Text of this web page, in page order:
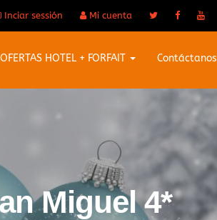
Inciar sessión Mi cuenta
OFERTAS HOTEL + FORFAIT Contáctanos
Miguel 4*